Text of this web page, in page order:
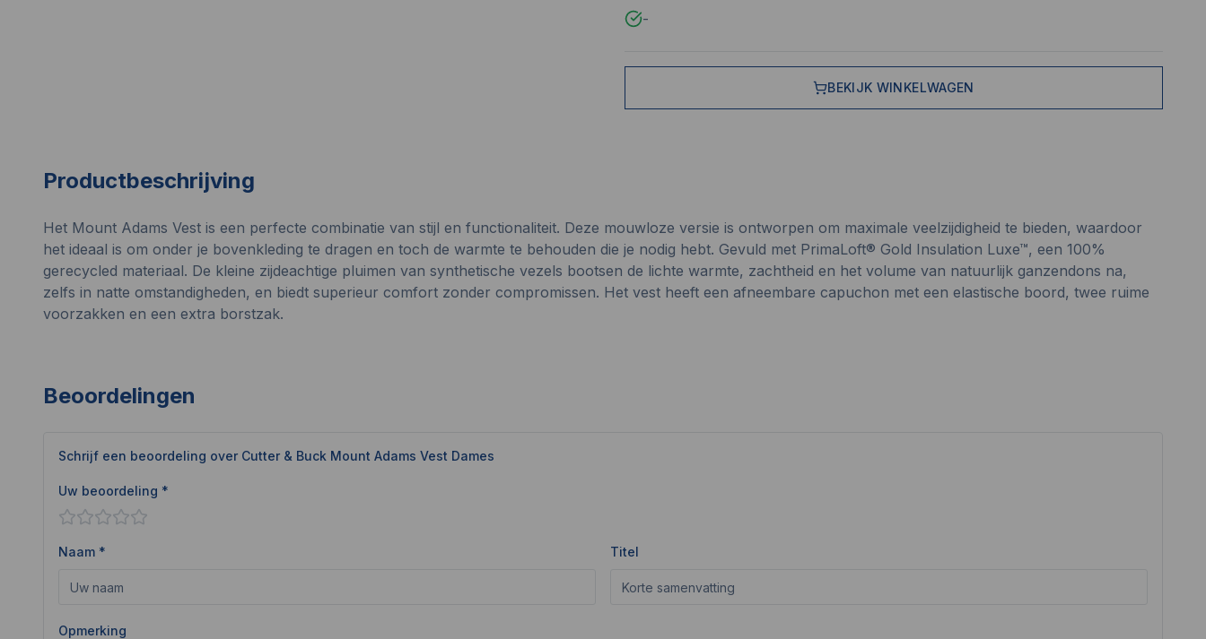
-
BEKIJK WINKELWAGEN
Productbeschrijving
Het Mount Adams Vest is een perfecte combinatie van stijl en functionaliteit. Deze mouwloze versie is ontworpen om maximale veelzijdigheid te bieden, waardoor
het ideaal is om onder je bovenkleding te dragen en toch de warmte te behouden die je nodig hebt. Gevuld met PrimaLoft® Gold Insulation Luxe™, een 100%
gerecycled materiaal. De kleine zijdeachtige pluimen van synthetische vezels bootsen de lichte warmte, zachtheid en het volume van natuurlijk ganzendons na,
zelfs in natte omstandigheden, en biedt superieur comfort zonder compromissen. Het vest heeft een afneembare capuchon met een elastische boord, twee ruime
voorzakken en een extra borstzak.
Beoordelingen
Schrijf een beoordeling over Cutter & Buck Mount Adams Vest Dames
Uw beoordeling *
Naam * Titel
Opmerking